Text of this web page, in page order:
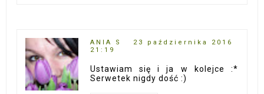
ANIA S
23 października 2016
21:19
Ustawiam się i ja w kolejce :*
Serwetek nigdy dość :)